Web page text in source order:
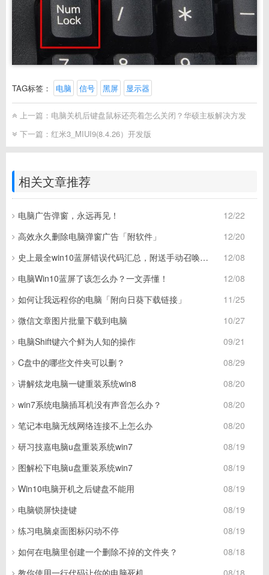
TAG标签： 电脑 信号 黑屏 显示器
上一篇： 电脑关机后键盘鼠标还亮着怎么关闭？华硕主板解决方发
下一篇： 红米3_MIUI9(8.4.26）开发版
相关文章推荐
12/22
电脑广告弹窗，永远再见！
12/20
高效永久删除电脑弹窗广告「附软件」
12/08
史上最全win10蓝屏错误代码汇总，附送手动召唤蓝屏技能！
12/08
电脑Win10蓝屏了该怎么办？一文弄懂！
11/25
如何让我远程你的电脑「附向日葵下载链接」
10/27
微信文章图片批量下载到电脑
09/21
电脑Shift键六个鲜为人知的操作
08/29
C盘中的哪些文件夹可以删？
08/20
讲解炫龙电脑一键重装系统win8
08/20
win7系统电脑插耳机没有声音怎么办？
08/20
笔记本电脑无线网络连接不上怎么办
08/19
研习技嘉电脑u盘重装系统win7
08/19
图解松下电脑u盘重装系统win7
08/19
Win10电脑开机之后键盘不能用
08/19
电脑锁屏快捷键
08/19
练习电脑桌面图标闪动不停
08/18
如何在电脑里创建一个删除不掉的文件夹？
08/18
教你使用一行代码让你的电脑死机